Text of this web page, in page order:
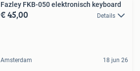
Fazley FKB-050 elektronisch keyboard
€ 45,00 Details
Amsterdam 18 jun 26